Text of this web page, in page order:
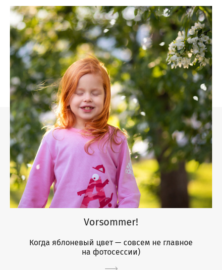
Vorsommer!
Когда яблоневый цвет — совсем не главное
на фотосессии)